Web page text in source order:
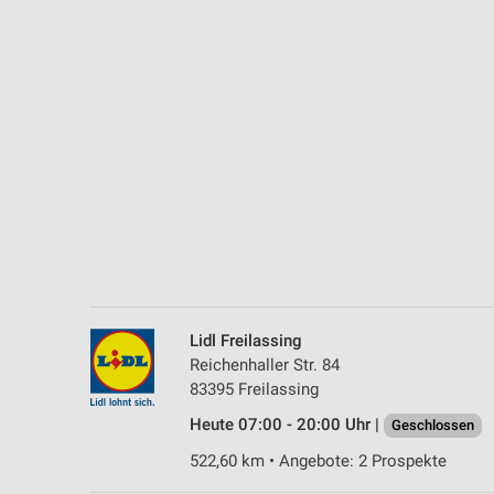
Lidl Freilassing
Reichenhaller Str. 84
83395 Freilassing
Heute 07:00 - 20:00 Uhr |
Geschlossen
522,60 km • Angebote: 2 Prospekte
Notwendig
Performance